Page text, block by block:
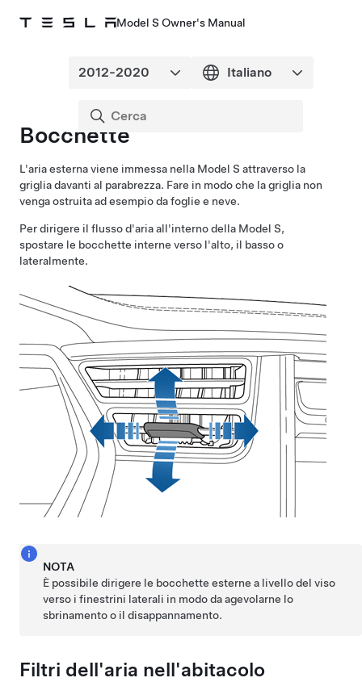
Model S Owner's Manual
Bocchette
L'aria esterna viene immessa nella Model S attraverso la
griglia davanti al parabrezza. Fare in modo che la griglia non
venga ostruita ad esempio da foglie e neve.
Per dirigere il flusso d'aria all'interno della Model S,
spostare le bocchette interne verso l'alto, il basso o
lateralmente.
NOTA
È possibile dirigere le bocchette esterne a livello del viso
verso i finestrini laterali in modo da agevolarne lo
sbrinamento o il disappannamento.
Filtri dell'aria nell'abitacolo